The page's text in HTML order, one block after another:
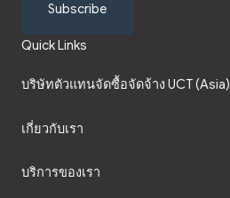
Subscribe
Quick Links
บริษัทตัวแทนจัดซื้อจัดจ้าง UCT (Asia)
เกี่ยวกับเรา
บริการของเรา